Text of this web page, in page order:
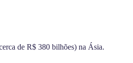
de R$ 380 bilhões) na Ásia.